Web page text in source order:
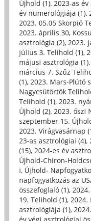
Újhold (1), 2023-as
év numerológiája (1),
2023. 05.05 Skorpió
2023. április 30,
asztrológia (2), 2023.
július 3. Telihold (1),
májusi asztrológia (1),
március 7. Szűz
(1), 2023. Mars-Plútó
Nagycsütörtök
Telihold (1), 2023.
Újhold (2), 2023. őszi
szeptember 15.
2023. Virágvasárnap
23-as asztrológiai (4),
(15), 2024-es év
Újhold-Chiron-
i, Újhold-
napfogyatkozás az
összefoglaló (1),
19. Telihold (1), 2024.
asztrológiája (1),